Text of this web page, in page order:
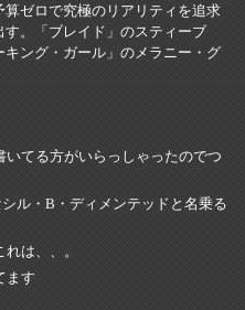
ゼロで究極のリアリティを追求
。「ブレイド」のスティーブ
ング・ガール」のメラニー・グ
てる方がいらっしゃったのでつ
ル・B・ディメンテッドと名乗る
は、、。
ます